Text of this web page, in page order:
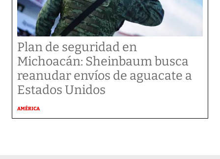
Plan de seguridad en
Michoacán: Sheinbaum busca
reanudar envíos de aguacate a
Estados Unidos
AMÉRICA